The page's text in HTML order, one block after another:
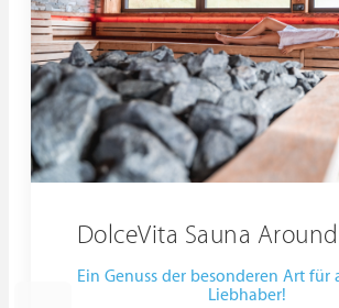
DolceVita Sauna
Ein Genuss der besonderen Art für
Liebhaber!